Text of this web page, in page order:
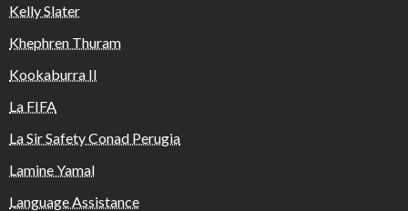
Kelly Slater
Khephren Thuram
Kookaburra II
La FIFA
La Sir Safety Conad Perugia
Lamine Yamal
Language Assistance